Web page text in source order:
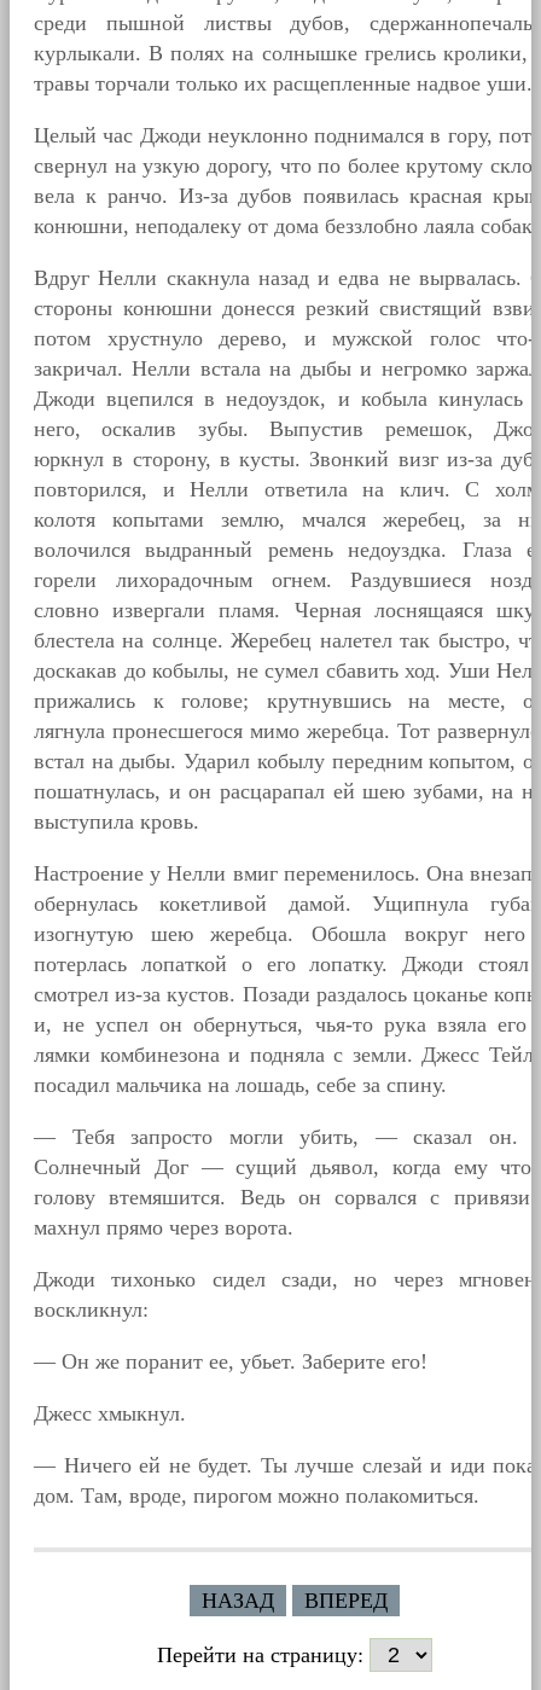
среди пышной листвы дубов,
курлыкали. В полях на солнышке грелись кролики,
травы торчали только их расщепленные надвое уши.
Целый час Джоди неуклонно поднимался в гору,
свернул на узкую дорогу, что по более крутому
вела к ранчо. Из-за дубов появилась красная
конюшни, неподалеку от дома беззлобно лаяла
Вдруг Нелли скакнула назад и едва не вырвалась.
стороны конюшни донесся резкий свистящий
потом хрустнуло дерево, и мужской голос что-
закричал. Нелли встала на дыбы и негромко
Джоди вцепился в недоуздок, и кобыла кинулась
него, оскалив зубы. Выпустив ремешок,
юркнул в сторону, в кусты. Звонкий визг из-за
повторился, и Нелли ответила на клич. С
колотя копытами землю, мчался жеребец, за
волочился выдранный ремень недоуздка. Глаза
горели лихорадочным огнем. Раздувшиеся
словно извергали пламя. Черная лоснящаяся
блестела на солнце. Жеребец налетел так быстро,
доскакав до кобылы, не сумел сбавить ход. Уши
прижались к голове; крутнувшись на месте,
лягнула пронесшегося мимо жеребца. Тот
встал на дыбы. Ударил кобылу передним копытом,
пошатнулась, и он расцарапал ей шею зубами, на
выступила кровь.
Настроение у Нелли вмиг переменилось. Она
обернулась кокетливой дамой. Ущипнула
изогнутую шею жеребца. Обошла вокруг него
потерлась лопаткой о его лопатку. Джоди
смотрел из-за кустов. Позади раздалось цоканье
и, не успел он обернуться, чья-то рука взяла его
лямки комбинезона и подняла с земли. Джесс
посадил мальчика на лошадь, себе за спину.
— Тебя запросто могли убить, — сказал он.
Солнечный Дог — сущий дьявол, когда ему что
голову втемяшится. Ведь он сорвался с
махнул прямо через ворота.
Джоди тихонько сидел сзади, но через
воскликнул:
— Он же поранит ее, убьет. Заберите его!
Джесс хмыкнул.
— Ничего ей не будет. Ты лучше слезай и иди
дом. Там, вроде, пирогом можно полакомиться.
НАЗАД ВПЕРЕД
Перейти на страницу: